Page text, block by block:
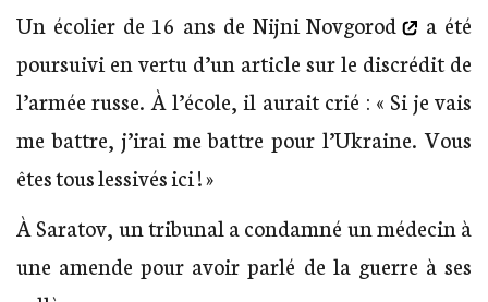
Un écolier de 16 ans de Nijni Novgorod
a été
poursuivi en vertu d’un article sur le discrédit de
l’armée russe. À l’école, il aurait crié : « Si je vais
me battre, j’irai me battre pour l’Ukraine. Vous
êtes tous lessivés ici ! »
À Saratov, un tribunal a condamné un médecin à
une amende pour avoir parlé de la guerre à ses